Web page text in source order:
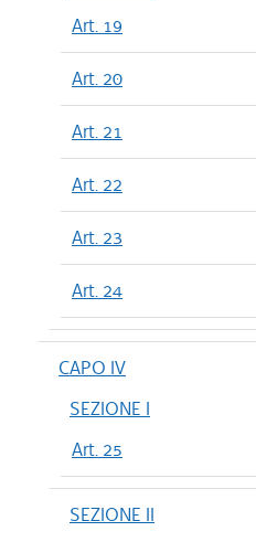
Art. 19
Art. 20
Art. 21
Art. 22
Art. 23
Art. 24
CAPO IV
SEZIONE I
Art. 25
SEZIONE II